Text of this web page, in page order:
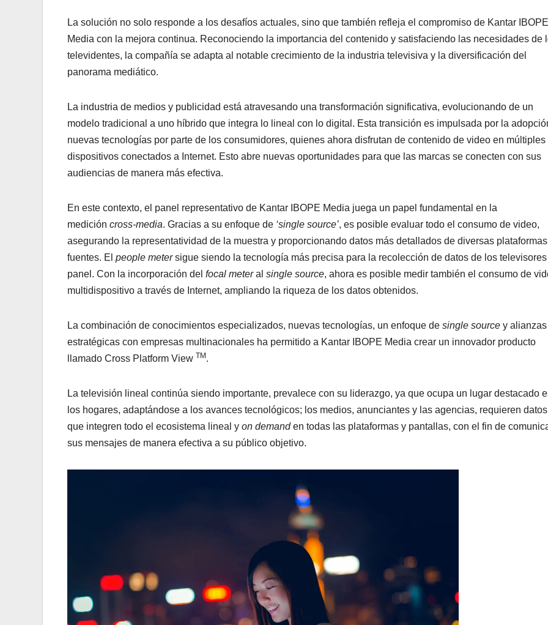
La solución no solo responde a los desafíos actuales, sino que también refleja el compromiso de Kantar IBOPE
Media con la mejora continua. Reconociendo la importancia del contenido y satisfaciendo las necesidades de
televidentes, la compañía se adapta al notable crecimiento de la industria televisiva y la diversificación del
panorama mediático.
La industria de medios y publicidad está atravesando una transformación significativa, evolucionando de un
modelo tradicional a uno híbrido que integra lo lineal con lo digital. Esta transición es impulsada por la
nuevas tecnologías por parte de los consumidores, quienes ahora disfrutan de contenido de video en múltiples
dispositivos conectados a Internet. Esto abre nuevas oportunidades para que las marcas se conecten con sus
audiencias de manera más efectiva.
En este contexto, el panel representativo de Kantar IBOPE Media juega un papel fundamental en la
medición cross-media. Gracias a su enfoque de ‘single source’, es posible evaluar todo el consumo de video,
asegurando la representatividad de la muestra y proporcionando datos más detallados de diversas
fuentes. El people metersigue siendo la tecnología más precisa para la recolección de datos de los televisores
panel. Con la incorporación del focal meteral single source, ahora es posible medir también el consumo de
multidispositivo a través de Internet, ampliando la riqueza de los datos obtenidos.
La combinación de conocimientos especializados, nuevas tecnologías, un enfoque de single source y alianzas
estratégicas con empresas multinacionales ha permitido a Kantar IBOPE Media crear un innovador producto
llamado Cross Platform View TM .
La televisión lineal continúa siendo importante, prevalece con su liderazgo, ya que ocupa un lugar destacado
los hogares, adaptándose a los avances tecnológicos; los medios, anunciantes y las agencias, requieren datos
que integren todo el ecosistema lineal y on demanden todas las plataformas y pantallas, con el fin de
sus mensajes de manera efectiva a su público objetivo.